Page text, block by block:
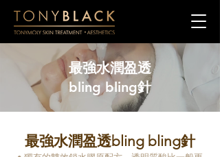
最強水潤盈透
bling bling針
最強水潤盈透bling bling針